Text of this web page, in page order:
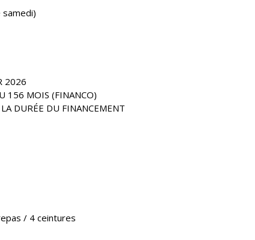
2026
156 MOIS (FINANCO)
DURÉE DU FINANCEMENT
/ 4 ceintures